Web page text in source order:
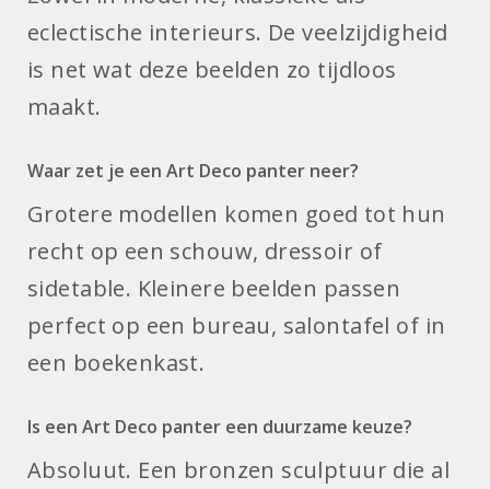
eclectische interieurs. De veelzijdigheid
is net wat deze beelden zo tijdloos
maakt.
Waar zet je een Art Deco panter neer?
Grotere modellen komen goed tot hun
recht op een schouw, dressoir of
sidetable. Kleinere beelden passen
perfect op een bureau, salontafel of in
een boekenkast.
Is een Art Deco panter een duurzame keuze?
Absoluut. Een bronzen sculptuur die al